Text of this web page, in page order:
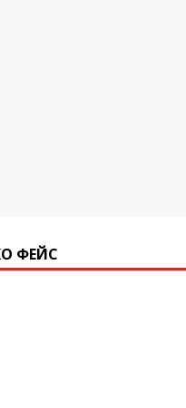
ФЕЙС